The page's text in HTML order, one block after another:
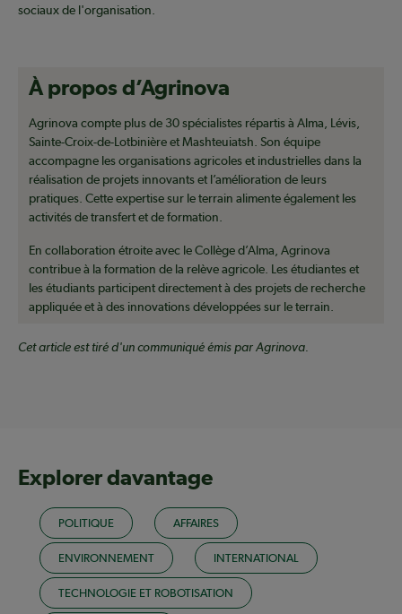
sociaux de l'organisation.
À propos d’Agrinova
Agrinova compte plus de 30 spécialistes répartis à Alma, Lévis,
Sainte-Croix-de-Lotbinière et Mashteuiatsh. Son équipe
accompagne les organisations agricoles et industrielles dans la
réalisation de projets innovants et l’amélioration de leurs
pratiques. Cette expertise sur le terrain alimente également les
activités de transfert et de formation.
En collaboration étroite avec le Collège d’Alma, Agrinova
contribue à la formation de la relève agricole. Les étudiantes et
les étudiants participent directement à des projets de recherche
appliquée et à des innovations développées sur le terrain.
Cet article est tiré d'un communiqué émis par Agrinova.
Explorer davantage
POLITIQUE AFFAIRES
ENVIRONNEMENT INTERNATIONAL
TECHNOLOGIE ET ROBOTISATION